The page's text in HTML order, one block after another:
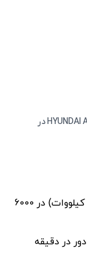
اجاره روزانه هیوندای اکسنت در دبی، اجاره HYUNDAI ACCENT در
حدود 120 اسب بخار (89 کیلووات) در 6000